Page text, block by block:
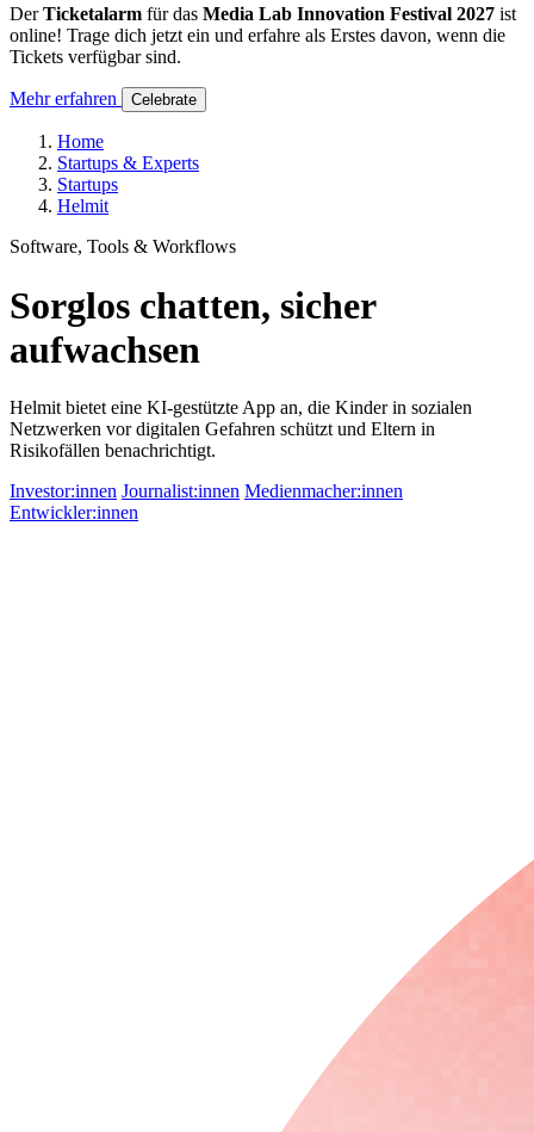
DerTicketalarm für das Media Lab Innovation Festival 2027 ist
online! Trage dich jetzt ein und erfahre als Erstes davon, wenn die
Tickets verfügbar sind.
Mehr erfahren Celebrate
Home
Startups & Experts
Startups
Helmit
Software, Tools & Workflows
Sorglos chatten, sicher
aufwachsen
Helmit bietet eine KI-gestützte App an, die Kinder in sozialen
Netzwerken vor digitalen Gefahren schützt und Eltern in
Risikofällen benachrichtigt.
Investor:innen Journalist:innen Medienmacher:innen
Entwickler:innen